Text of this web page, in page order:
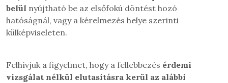
belül nyújtható be az elsőfokú döntést hozó
hatóságnál, vagy a kérelmezés helye szerinti
külképviseleten.
Felhívjuk a figyelmet, hogy a fellebbezés érdemi
vizsgálat nélkül elutasításra kerül az alábbi